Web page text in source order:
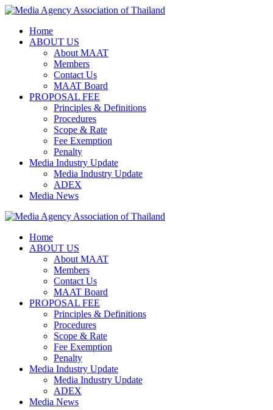
Skip
contentHome
ABOUT US
About MAAT
Members
Contact Us
MAAT Board
PROPOSAL FEE
Principles & Definitions
Procedures
Scope & Rate
Fee Exemption
Penalty
Media Industry Update
Media Industry Update
ADEX
Media News
Home
ABOUT US
About MAAT
Members
Contact Us
MAAT Board
PROPOSAL FEE
Principles & Definitions
Procedures
Scope & Rate
Fee Exemption
Penalty
Media Industry Update
Media Industry Update
ADEX
Media News